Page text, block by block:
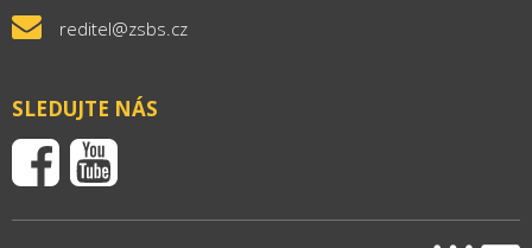
reditel@zsbs.cz
SLEDUJTE NÁS